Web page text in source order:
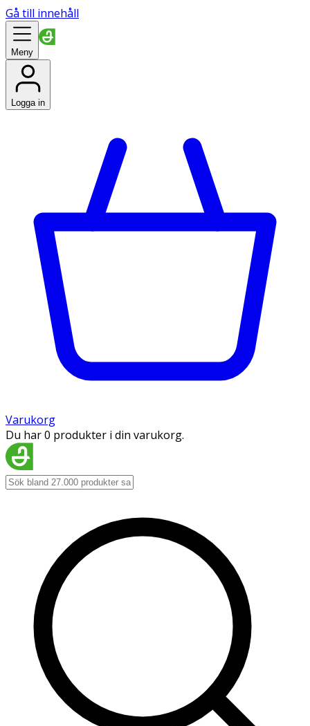
Gå till innehåll
Meny
Logga in
Varukorg
Du har 0 produkter i din varukorg.